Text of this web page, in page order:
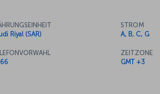
Riyal (SAR)
STROM
A, B, C, G
ZEITZONE
GMT +3